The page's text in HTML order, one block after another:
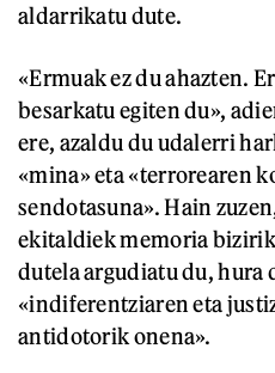
aldarrikatu dute.
«Ermuak ez du ahazten.
besarkatu egiten du»,
ere, azaldu du udalerri
«mina» eta «terrorearen
sendotasuna». Hain
ekitaldiek memoria
dutela argudiatu du, hura
«indiferentziaren eta
antidotorik onena».